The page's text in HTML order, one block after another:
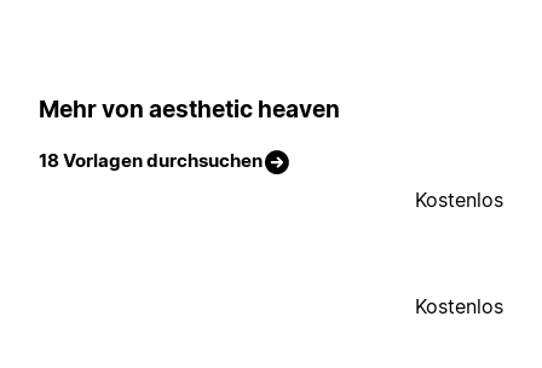
Mehr von aesthetic heaven
18 Vorlagen durchsuchen
Kostenlos
Kostenlos